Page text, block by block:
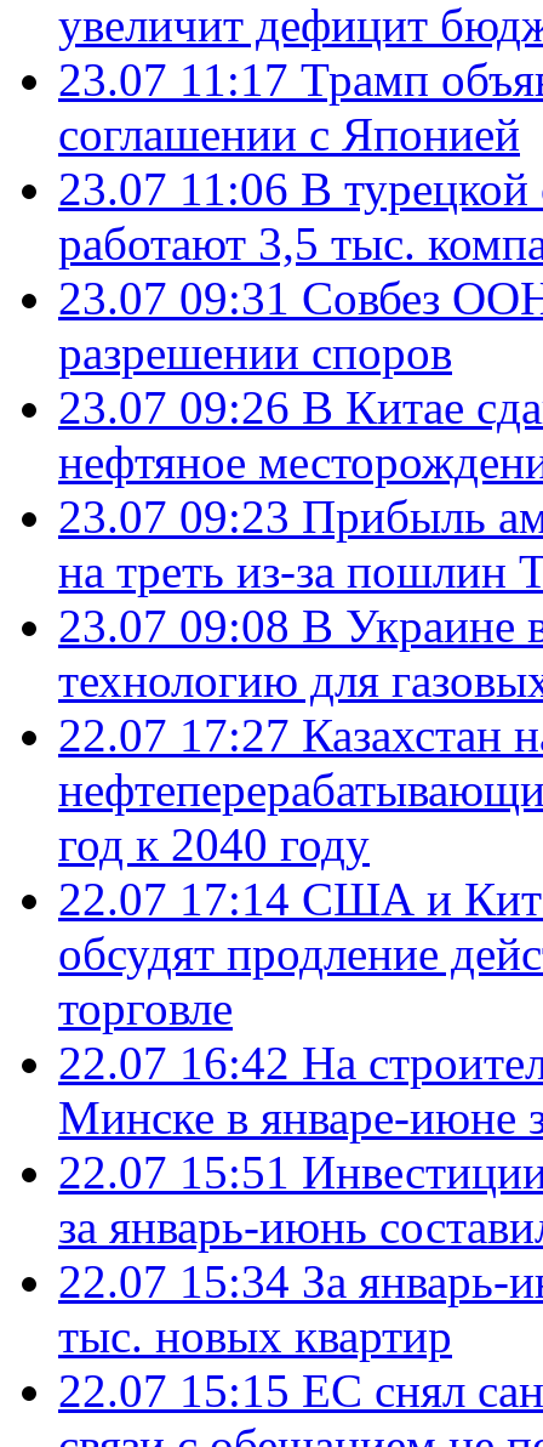
увеличит дефицит
23.07 11:17 Трамп
соглашении с Японией
23.07 11:06 В
работают 3,5 тыс.
23.07 09:31 Совбез
разрешении споров
23.07 09:26 В Китае
нефтяное
23.07 09:23 Прибыль
на треть из-за пошлин
23.07 09:08 В Украине
технологию для
22.07 17:27 Казахстан
год к 2040 году
22.07 17:14 США и
обсудят продление
торговле
22.07 16:42 На
Минске в январе-июне
22.07 15:51
за январь-июнь
22.07 15:34 За январь-
тыс. новых квартир
22.07 15:15 ЕС снял